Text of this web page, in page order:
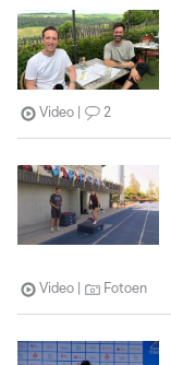
Video 2
Video Fotoen